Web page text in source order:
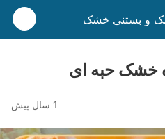
و بستنی خشک
خشک حبه ای
1 سال پیش